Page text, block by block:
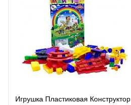
наличии
Игрушка Пластиковая Конструктор